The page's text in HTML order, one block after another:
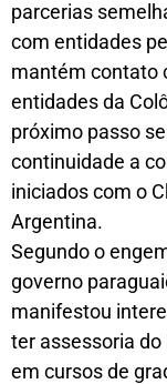
parcerias
com entidades
mantém contato
entidades da
próximo passo
continuidade a
iniciados com o
Argentina.
Segundo o
governo
manifestou
ter assessoria do
em cursos de